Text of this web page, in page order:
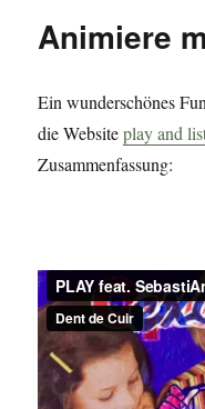
Crytek
Insert
Moin
Animiere
Ein wunderschönes
die Websiteplay and
Zusammenfassung: